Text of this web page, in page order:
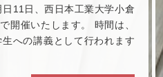
11日、西日本工業大学小倉
開催いたします。 時間は、
への講義として行われます